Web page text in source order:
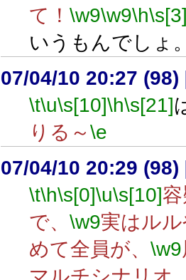
て！ \w9\w9\h
いうもんでしょ
07/04/10 20:27 (98)
\t\u\s[10]\h\s[21]
りる～\e
07/04/10 20:29 (98)
\t\h\s[0]\u\s[10]
で、 \w9実はル
めて全員が、 \w9